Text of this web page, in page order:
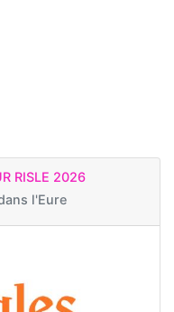
RISLE 2026
l'Eure